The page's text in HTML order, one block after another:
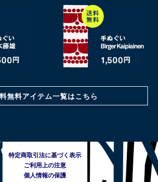
無料アイテム一覧はこちら
特定商取引法に基づく表示
ご利用上の注意
個人情報の保護